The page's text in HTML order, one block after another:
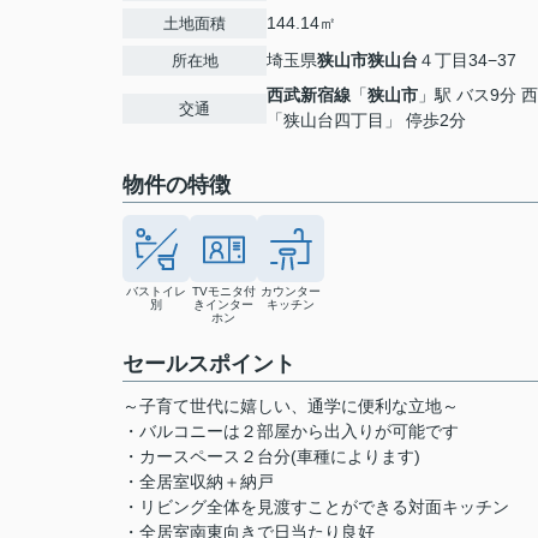
土地面積 144.14㎡
所在地 埼玉県狭山市狭山台 ４丁目34−37
交通
西武新宿線 「狭山市 」駅 バス9分
「狭山台四丁目」 停歩2分
物件の特徴
バストイレ
別
TVモニタ付
きインター
ホン
カウンター
キッチン
セールスポイント
～子育て世代に嬉しい、通学に便利な立地～
・バルコニーは２部屋から出入りが可能です
・カースペース２台分(車種によります)
・全居室収納＋納戸
・リビング全体を見渡すことができる対面キッチン
・全居室南東向きで日当たり良好